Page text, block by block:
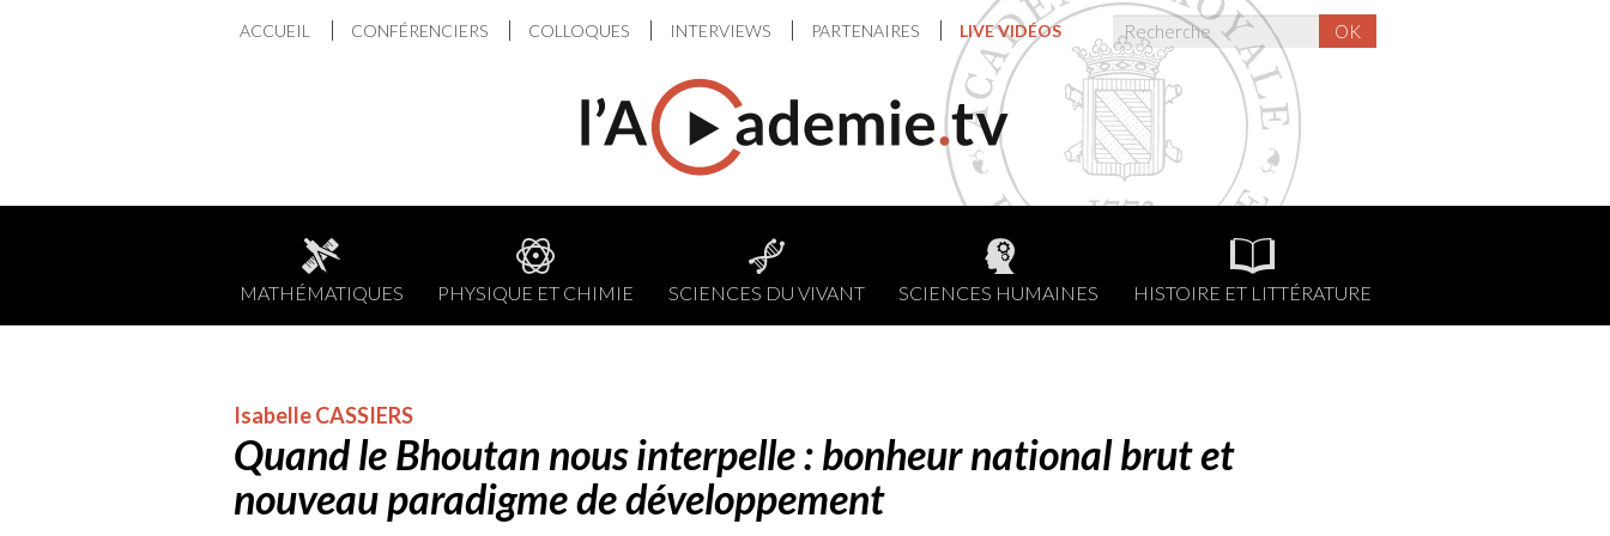
ACCUEIL CONFÉRENCIERS COLLOQUES INTERVIEWS PARTENAIRES LIVE VIDÉOS OK
MATHÉMATIQUES PHYSIQUE ET CHIMIE SCIENCES DU VIVANT SCIENCES HUMAINES HISTOIRE ET LITTÉRATURE
Isabelle CASSIERS
Quand le Bhoutan nous interpelle : bonheur national brut et
nouveau paradigme de développement